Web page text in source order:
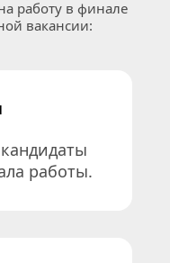
работу в финале
вакансии:
работы.